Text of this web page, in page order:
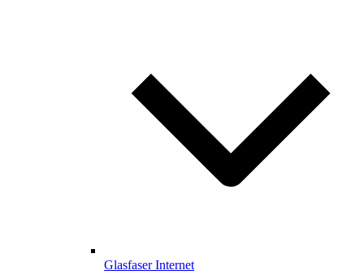
Glasfaser Internet